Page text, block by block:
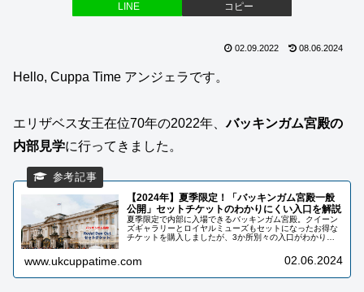
LINE コピー
02.09.2022 08.06.2024
Hello, Cuppa Time アンジェラです。
エリザベス女王在位70年の2022年、バッキンガム宮殿の
内部見学に行ってきました。
【2024年】夏季限定！「バッキンガム宮殿一般
公開」セットチケットのわかりにくい入口を解説
夏季限定で内部に入場できるバッキンガム宮殿。クイーン
ズギャラリーとロイヤルミューズもセットになったお得な
チケットを購入しましたが、3か所別々の入口がわかりに
www.ukcuppatime.com 02.06.2024